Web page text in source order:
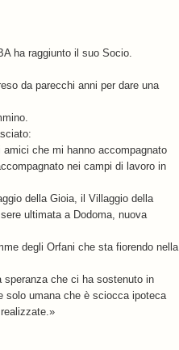
ha raggiunto il suo Socio.
da parecchi anni per dare una
che mi hanno accompagnato
nei campi di lavoro in
della Gioia, il Villaggio della
ultimata a Dodoma, nuova
degli Orfani che sta fiorendo nella
speranza che ci ha sostenuto in
solo umana che è sciocca ipoteca